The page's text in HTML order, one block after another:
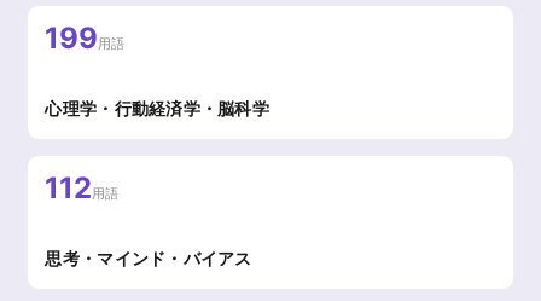
199用語
心理学・行動経済学・脳科学
112用語
思考・マインド・バイアス